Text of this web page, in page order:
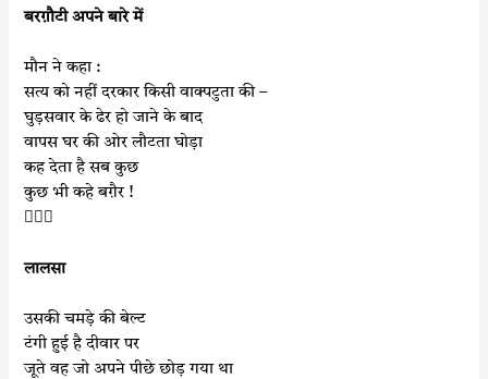
बरग़ौटी अपने बारे में
मौन ने कहा :
सत्य को नहीं दरकार किसी वाक्पटुता की –
घुड़सवार के ढेर हो जाने के बाद
वापस घर की ओर लौटता घोड़ा
कह देता है सब कुछ
कुछ भी कहे बग़ैर !

लालसा
उसकी चमड़े की बेल्ट
टंगी हुई है दीवार पर
जूते वह जो अपने पीछे छोड़ गया था